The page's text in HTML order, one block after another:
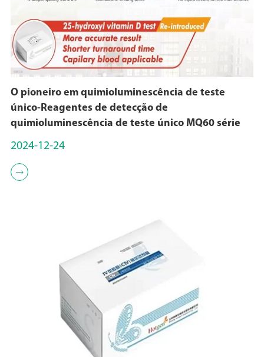
O pioneiro em quimioluminescência de teste
único-Reagentes de detecção de
quimioluminescência de teste único MQ60 série
2024-12-24
